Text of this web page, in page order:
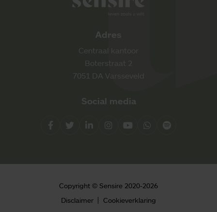
info@sensire.nl
Adres
Centraal kantoor
Boterstraat 2
7051 DA Varsseveld
Social media
FacebookTwitterLinkedInInstagram
YouTubeWhatsapp
Spotify
Copyright © Sensire 2020-2026
Disclaimer
Cookieverklaring